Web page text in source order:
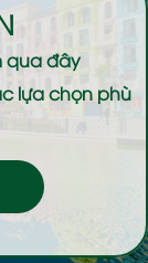
qua đây
lựa chọn phù